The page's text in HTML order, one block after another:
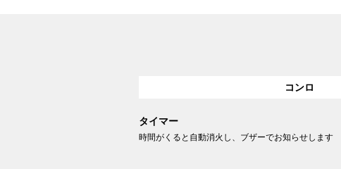
コンロ
タイマー
時間がくると自動消火し、ブザーでお知らせします